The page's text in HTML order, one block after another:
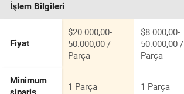
İşlem Bilgileri
Fiyat
$20.000,00-
50.000,00 /
Parça
$8.000,00-
50.000,00 /
Parça
Minimum
1 Parça 1 Parça